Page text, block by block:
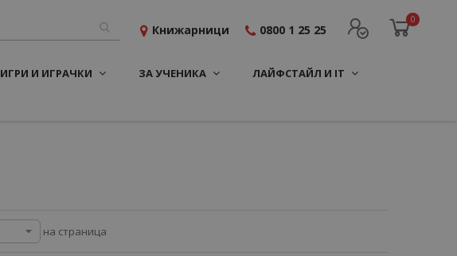
0
Книжарници 0800 1 25 25
ИГРИ И ИГРАЧКИ ЗА УЧЕНИКА ЛАЙФСТАЙЛ И IT
на страница